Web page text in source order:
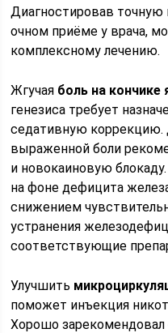
Диагностировав точную
очном приёме у врача,
комплексному лечению.
Жгучая боль на кончике
генезиса требует
седативную коррекцию.
выраженной боли
и новокаиновую
на фоне дефицита
снижением
устранения
соответствующие
Улучшить
поможет инъекция
Хорошо зарекомендовал